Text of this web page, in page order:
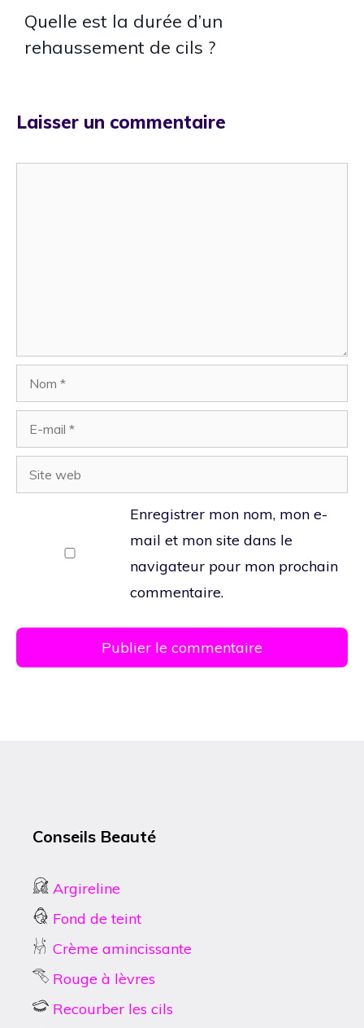
Quelle est la durée d’un
rehaussement de cils ?
Laisser un commentaire
Nom
mail
Site
web
Enregistrer mon nom, mon e-
mail et mon site dans le
navigateur pour mon prochain
commentaire.
Conseils Beauté
Argireline
Fond de teint
Crème amincissante
Rouge à lèvres
Recourber les cils